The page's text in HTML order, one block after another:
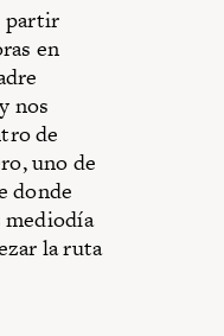
partir
en
nos
de
uno de
donde
mediodía
la ruta